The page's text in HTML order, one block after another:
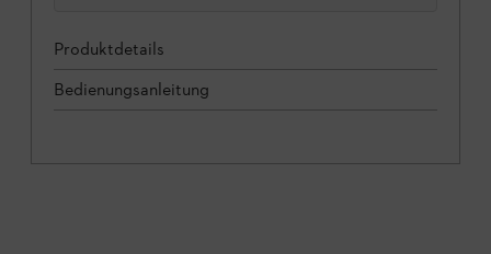
Produktdetails
Bedienungsanleitung